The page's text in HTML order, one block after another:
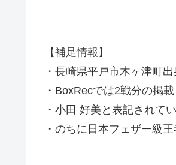
【補足情報】
・長崎県平戸市木ヶ津町出
・BoxRecでは2戦分の掲
・小田 好美と表記されて
・のちに日本フェザー級